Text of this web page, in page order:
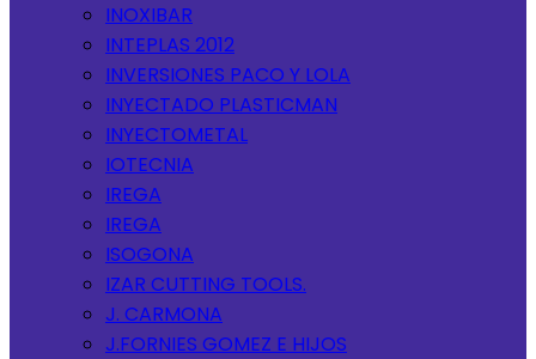
INOXIBAR
INTEPLAS 2012
INVERSIONES PACO Y LOLA
INYECTADO PLASTICMAN
INYECTOMETAL
IOTECNIA
IREGA
IREGA
ISOGONA
IZAR CUTTING TOOLS.
J. CARMONA
J.FORNIES GOMEZ E HIJOS